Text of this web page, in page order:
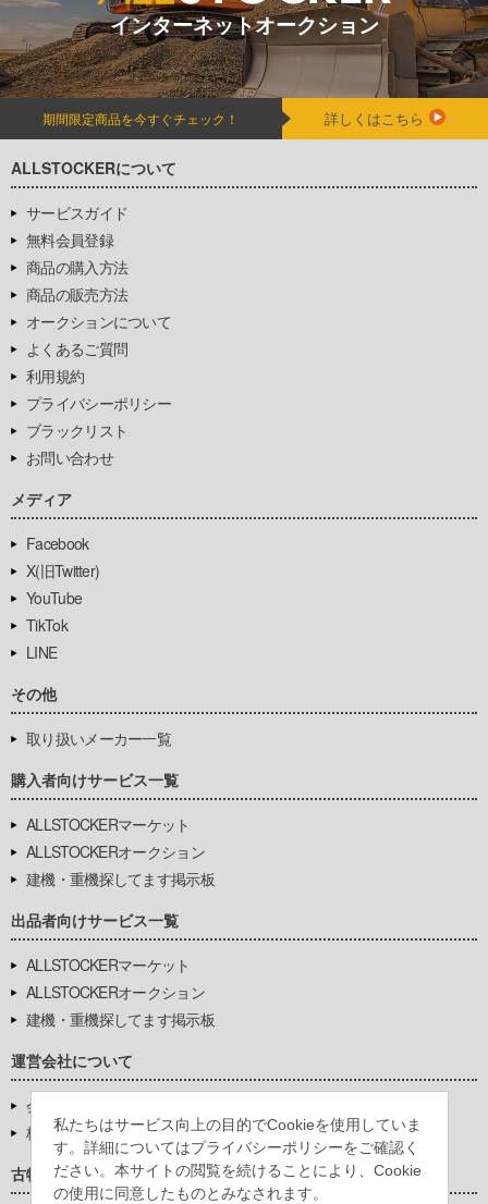
私たちはサービス向上の目的でCookieを使用していま
す。詳細についてはプライバシーポリシーをご確認く
ださい。本サイトの閲覧を続けることにより、Cookie
の使用に同意したものとみなされます。
インターネットオークション
期間限定商品を今すぐチェック！ 詳しくはこちら
ALLSTOCKERについて
サービスガイド
無料会員登録
商品の購入方法
商品の販売方法
オークションについて
よくあるご質問
利用規約
プライバシーポリシー
ブラックリスト
お問い合わせ
メディア
Facebook
X(旧Twitter)
YouTube
TikTok
LINE
その他
取り扱いメーカー一覧
購入者向けサービス一覧
ALLSTOCKERマーケット
ALLSTOCKERオークション
建機・重機探してます掲示板
出品者向けサービス一覧
ALLSTOCKERマーケット
ALLSTOCKERオークション
建機・重機探してます掲示板
運営会社について
会社基本情報
株式会社豊環境開発
古物営業法に基づく表示